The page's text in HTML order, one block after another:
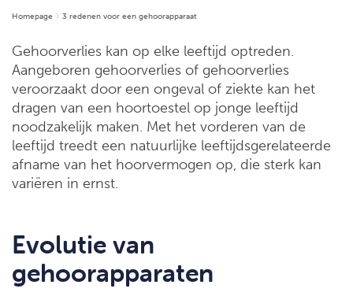
Homepage 3 redenen voor een gehoorapparaat
Gehoorverlies kan op elke leeftijd optreden.
Aangeboren gehoorverlies of gehoorverlies
veroorzaakt door een ongeval of ziekte kan het
dragen van een hoortoestel op jonge leeftijd
noodzakelijk maken. Met het vorderen van de
leeftijd treedt een natuurlijke leeftijdsgerelateerde
afname van het hoorvermogen op, die sterk kan
variëren in ernst.
Evolutie van
gehoorapparaten